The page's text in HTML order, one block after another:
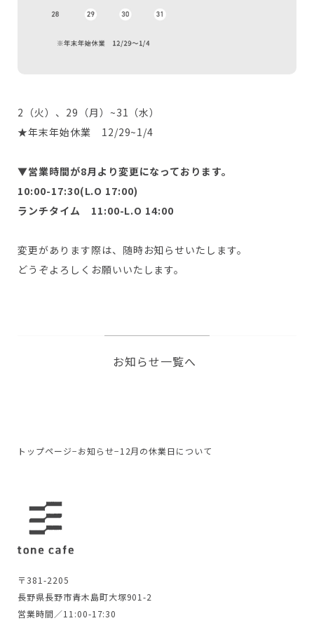
2（火）、29（月）~31（水）
★年末年始休業 12/29~1/4
▼営業時間が8月より変更になっております。
10:00-17:30(L.O 17:00)
ランチタイム 11:00-L.O 14:00
変更があります際は、随時お知らせいたします。
どうぞよろしくお願いいたします。
お知らせ一覧へ
トップページ−お知らせ−12月の休業日について
〒381-2205
長野県長野市青木島町大塚901-2
営業時間／11:00-17:30